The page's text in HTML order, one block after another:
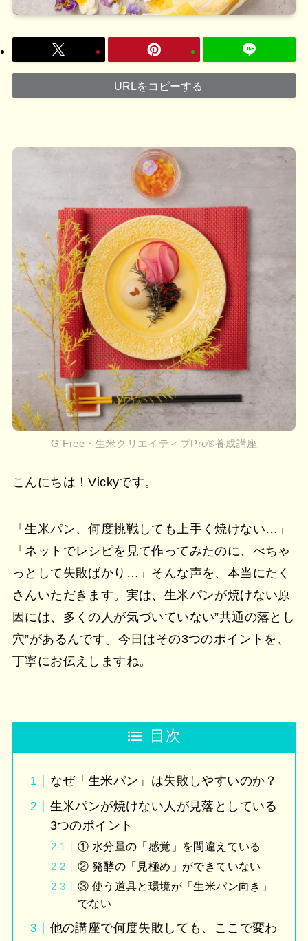
URLをコピーする
G-Free・生米クリエイティブPro®︎養成講座
こんにちは！Vickyです。
「生米パン、何度挑戦しても上手く焼けない…」
「ネットでレシピを見て作ってみたのに、べちゃ
っとして失敗ばかり…」そんな声を、本当にたく
さんいただきます。実は、生米パンが焼けない原
因には、多くの人が気づいていない”共通の落とし
穴”があるんです。今日はその3つのポイントを、
丁寧にお伝えしますね。
目次
なぜ「生米パン」は失敗しやすいのか？
生米パンが焼けない人が見落としている
3つのポイント
① 水分量の「感覚」を間違えている
② 発酵の「見極め」ができていない
③ 使う道具と環境が「生米パン向き」
でない
他の講座で何度失敗しても、ここで変わ